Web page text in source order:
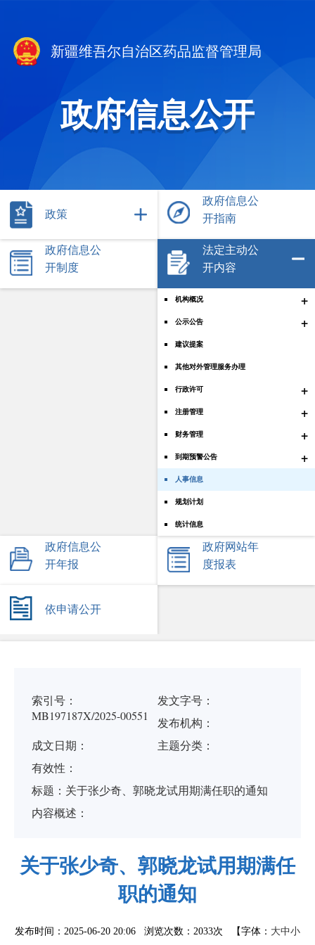
新疆维吾尔自治区药品监督管理局
政府信息公开
政策
政府信息公
开指南
政府信息公
开制度
法定主动公
开内容
机构概况 +
公示公告 +
建议提案
其他对外管理服务办理
行政许可 +
注册管理 +
财务管理 +
到期预警公告 +
人事信息
规划计划
统计信息
政府信息公
开年报
政府网站年
度报表
依申请公开
索引号：
MB197187X/2025-00551
发文字号：
发布机构：
成文日期：
主题分类：
有效性：
标题： 关于张少奇、郭晓龙试用期满任职的通知
内容概述：
关于张少奇、郭晓龙试用期满任
职的通知
发布时间：2025-06-20 20:06 浏览次数： 2033次 【字体： 大中小